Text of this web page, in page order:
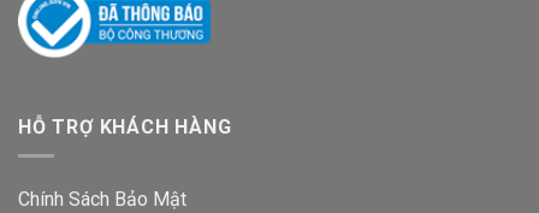
HỖ TRỢ KHÁCH HÀNG
Chính Sách Bảo Mật